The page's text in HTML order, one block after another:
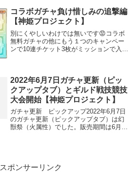
コラボガチャ負け惜しみの追撃編
【神姫プロジェクト】
別にくやしいわけでは無いです😡コラボ
無料ガチャの他にもう１つのキャンペー
ンで10連チケット3枚がミッションで入手
トなど34枚で...
2022年6月7日ガチャ更新（ピッ
クアップタブ）とギルド戦技競技
大会開始【神姫プロジェクト】
ガチャ更新 ピックアップ2022年6月7日
のガチャ更新（ピックアップタブ）は幻
獣祭（火属性）でした。販売期間は6月7
スポンサーリンク